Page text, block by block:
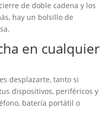
de doble cadena y los
hay un bolsillo de
en cualquier
desplazarte, tanto si
dispositivos, periféricos y
batería portátil o